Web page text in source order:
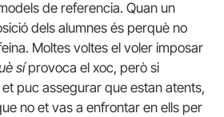
de referencia. Quan un
dels alumnes és perquè no
Moltes voltes el voler imposar
síprovoca el xoc, però si
et puc assegurar que estan atents,
no et vas a enfrontar en ells per